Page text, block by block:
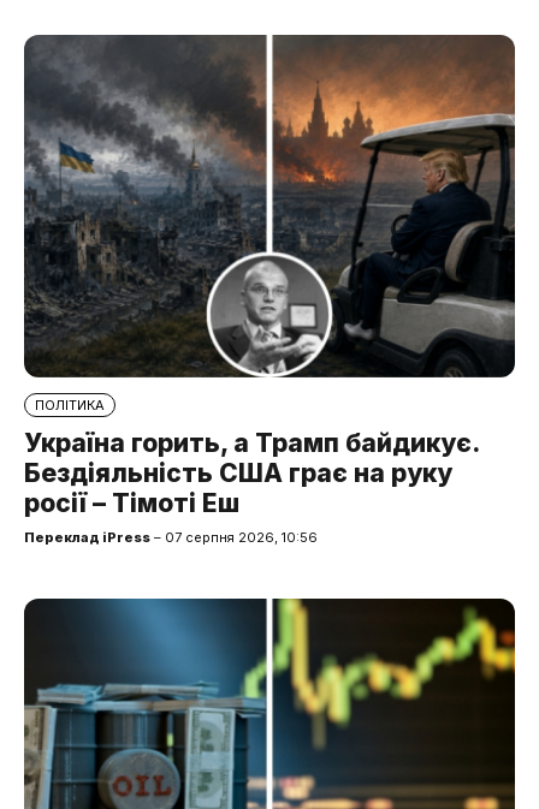
ПОЛІТИКА
Україна горить, а Трамп байдикує.
Бездіяльність США грає на руку
росії – Тімоті Еш
Переклад iPress – 07 серпня 2026, 10:56